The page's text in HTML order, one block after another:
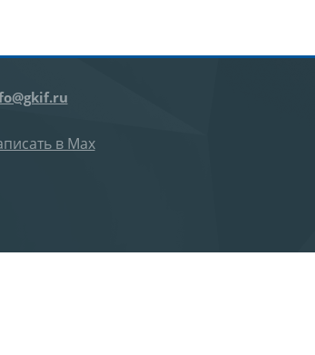
в Max